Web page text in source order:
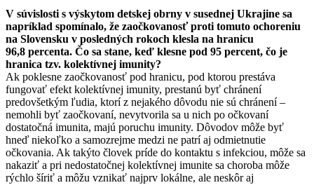
V súvislosti s výskytom detskej obrny v susednej Ukrajine sa
napríklad spomínalo, že zaočkovanosť proti tomuto ochoreniu
na Slovensku v posledných rokoch klesla na hranicu
96,8 percenta. Čo sa stane, keď klesne pod 95 percent, čo je
hranica tzv. kolektívnej imunity?
Ak poklesne zaočkovanosť pod hranicu, pod ktorou prestáva
fungovať efekt kolektívnej imunity, prestanú byť chránení
predovšetkým ľudia, ktorí z nejakého dôvodu nie sú chránení –
nemohli byť zaočkovaní, nevytvorila sa u nich po očkovaní
dostatočná imunita, majú poruchu imunity. Dôvodov môže byť
hneď niekoľko a samozrejme medzi ne patrí aj odmietnutie
očkovania. Ak takýto človek príde do kontaktu s infekciou, môže sa
nakaziť a pri nedostatočnej kolektívnej imunite sa choroba môže
rýchlo šíriť a môžu vznikať najprv lokálne, ale neskôr aj